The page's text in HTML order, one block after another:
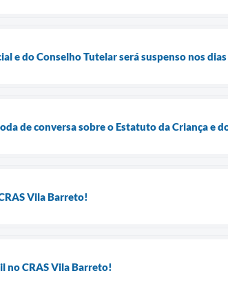
e do Conselho Tutelar será suspenso nos
de conversa sobre o Estatuto da Criança e
Vila Barreto!
no CRAS Vila Barreto!